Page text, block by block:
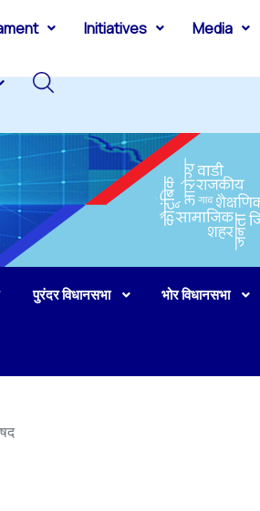
Initiatives Media
पुरंदर विधानसभा भोर विधानसभा